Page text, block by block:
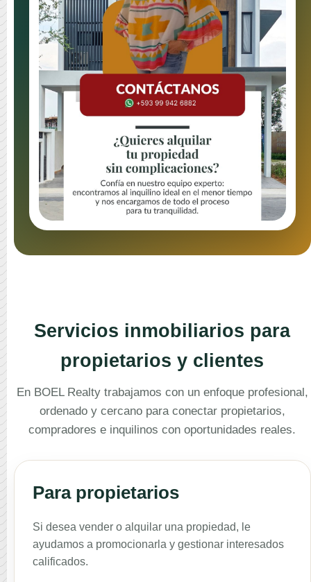
Servicios inmobiliarios para
propietarios y clientes
En BOEL Realty trabajamos con un enfoque profesional,
ordenado y cercano para conectar propietarios,
compradores e inquilinos con oportunidades reales.
Para propietarios
Si desea vender o alquilar una propiedad, le
ayudamos a promocionarla y gestionar interesados
calificados.